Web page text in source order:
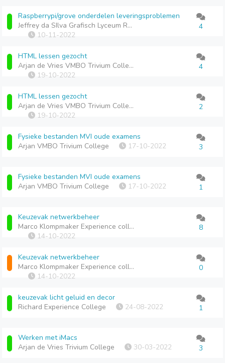
Raspberrypi/grove onderdelen leveringsproblemen
Jeffrey da SIlva Grafisch Lyceum Rotterdam VMBO
10-11-2022
4
HTML lessen gezocht
Arjan de Vries VMBO Trivium College
19-10-2022
4
HTML lessen gezocht
Arjan de Vries VMBO Trivium College
19-10-2022
2
Fysieke bestanden MVI oude examens
Arjan VMBO Trivium College
17-10-2022 3
Fysieke bestanden MVI oude examens
Arjan VMBO Trivium College
17-10-2022 1
Keuzevak netwerkbeheer
Marco Klompmaker Experience college
14-10-2022
8
Keuzevak netwerkbeheer
Marco Klompmaker Experience college
14-10-2022
0
keuzevak licht geluid en decor
Richard Experience College
24-08-2022 1
Werken met iMacs
Arjan de Vries Trivium College
30-03-2022 3